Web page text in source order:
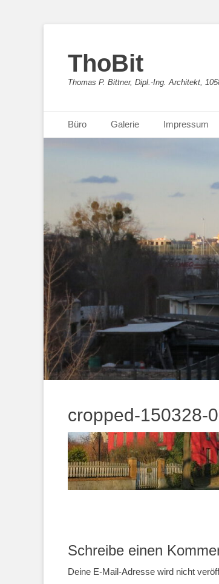
ThoBit
Thomas P. Bittner, Dipl.-Ing. Architekt,
Primäres Menü
Inhalt
Büro Galerie Impressum
cropped-150328-
Schreibe einen
Deine E-Mail-Adresse wird nicht